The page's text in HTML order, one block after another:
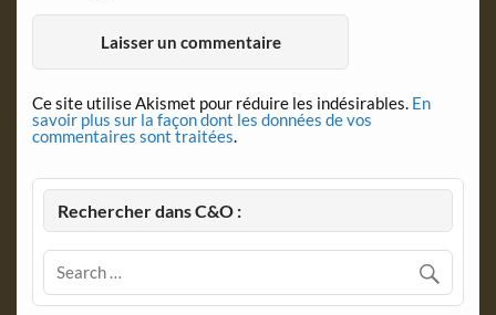
Ce site utilise Akismet pour réduire les indésirables. En
savoir plus sur la façon dont les données de vos
commentaires sont traitées.
Rechercher dans C&O :